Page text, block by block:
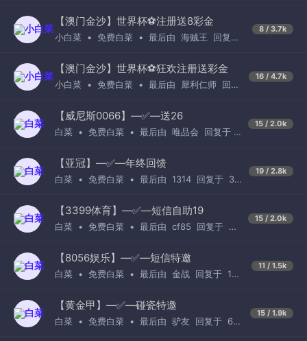
【澳门金沙】世界杯⚽️注册送8彩金
小白菜 • 免费白菜 • 最后由 海贼王
回复于
8 / 3.7k
【澳门金沙】世界杯⚽️狂欢注册送彩金
小白菜 • 免费白菜 • 最后由 犀利仁师 回复
16 / 4.7k
【威尼斯0066】—✅—送26
白菜 • 免费白菜 • 最后由 唯品会
回复于
15 / 2.0k
【亚冠】—✅—年终回馈
白菜 • 免费白菜 • 最后由 1314 回复于 3
19 / 2.8k
【3399体育】—✅—短信自助19
白菜 • 免费白菜 • 最后由 cf85 回复于 2
15 / 2.0k
【8056娱乐】—✅—短信特邀
白菜 • 免费白菜 • 最后由 金战 回复于 1周
11 / 1.5k
【黄金甲】—✅—碰瓷特邀
白菜 • 免费白菜 • 最后由 驴友 回复于 6天
15 / 1.9k